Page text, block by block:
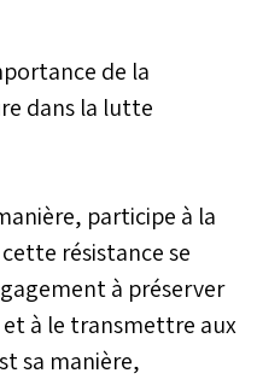
de la
dans la lutte
participe à la
résistance se
à préserver
à le transmettre aux
sa manière,